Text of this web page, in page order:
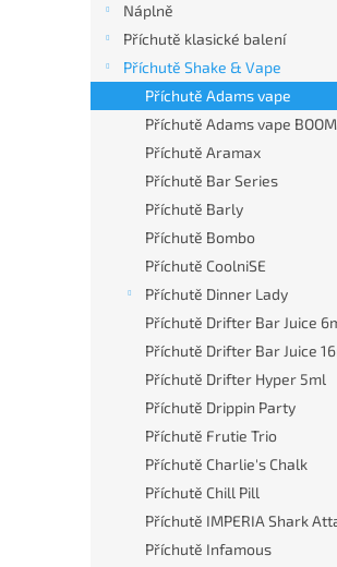
n
e
Náplně
Příchutě klasické balení
Příchutě Shake & Vape
Příchutě Adams vape
Příchutě Adams vape
Příchutě Aramax
Příchutě Bar Series
Příchutě Barly
Příchutě Bombo
Příchutě CoolniSE
Příchutě Dinner Lady
Příchutě Drifter Bar Juice
Příchutě Drifter Bar Juice
Příchutě Drifter Hyper 5ml
Příchutě Drippin Party
Příchutě Frutie Trio
Příchutě Charlie's Chalk
Příchutě Chill Pill
Příchutě IMPERIA Shark
Příchutě Infamous